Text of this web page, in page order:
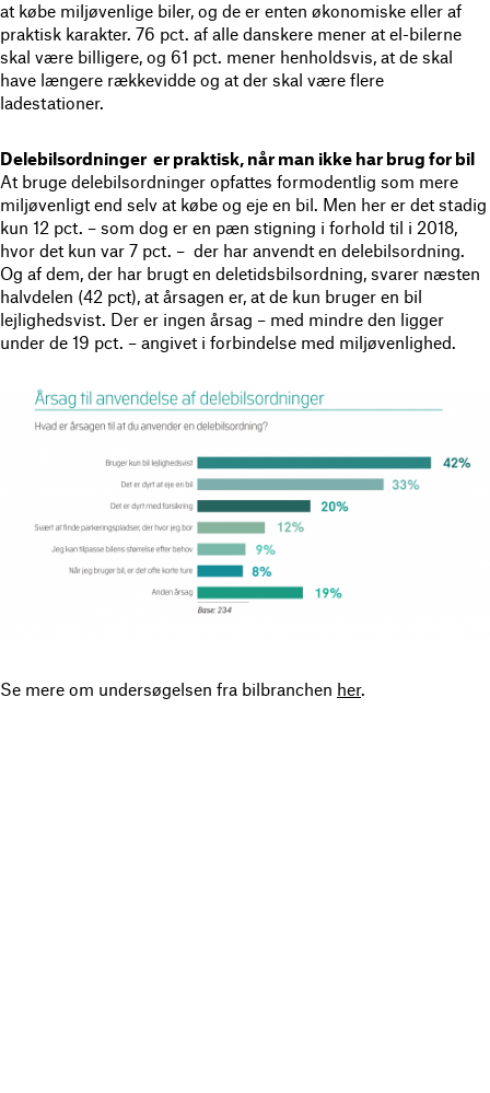
at købe miljøvenlige biler, og de er enten økonomiske eller af
praktisk karakter. 76 pct. af alle danskere mener at el-bilerne
skal være billigere, og 61 pct. mener henholdsvis, at de skal
have længere rækkevidde og at der skal være flere
ladestationer.
Delebilsordninger er praktisk, når man ikke har brug for bil
At bruge delebilsordninger opfattes formodentlig som mere
miljøvenligt end selv at købe og eje en bil. Men her er det stadig
kun 12 pct. – som dog er en pæn stigning i forhold til i 2018,
hvor det kun var 7 pct. – der har anvendt en delebilsordning.
Og af dem, der har brugt en deletidsbilsordning, svarer næsten
halvdelen (42 pct), at årsagen er, at de kun bruger en bil
lejlighedsvist. Der er ingen årsag – med mindre den ligger
under de 19 pct. – angivet i forbindelse med miljøvenlighed.
Se mere om undersøgelsen fra bilbranchen her.